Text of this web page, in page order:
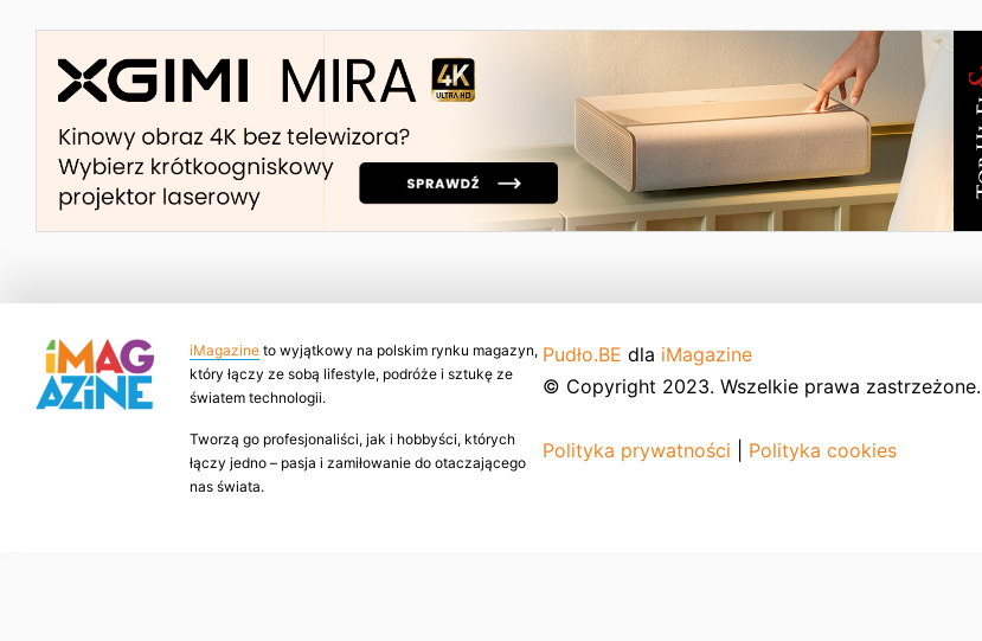
iMagazine to wyjątkowy na polskim rynku magazyn,
który łączy ze sobą lifestyle, podróże i sztukę ze
światem technologii.
Tworzą go profesjonaliści, jak i hobbyści, których
łączy jedno – pasja i zamiłowanie do otaczającego
nas świata.
Pudło.BE dla iMagazine
© Copyright 2023. Wszelkie prawa zastrzeżone.
Polityka prywatności Polityka cookies